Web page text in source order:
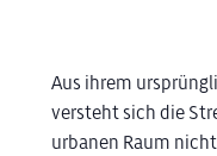
Aus ihrem
versteht sich die
urbanen Raum